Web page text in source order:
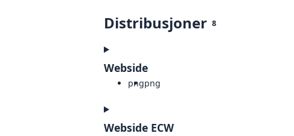
Distribusjoner 8
Webside
pngpng
Webside ECW